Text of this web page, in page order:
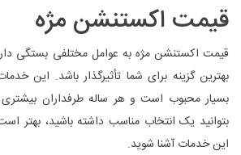
قیمت اکستنشن مژه
قیمت اکستنشن مژه به عوامل مختلفی بستگی
بهترین گزینه برای شما تأثیرگذار باشد. این
بسیار محبوب است و هر ساله طرفداران بیشتری
بتوانید یک انتخاب مناسب داشته باشید، بهتر
این خدمات آشنا شوید.